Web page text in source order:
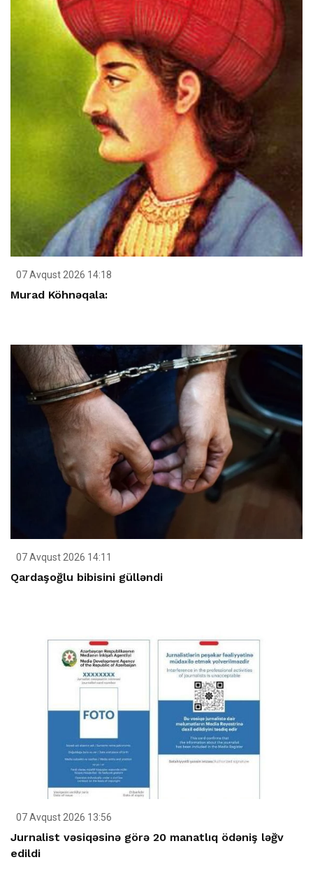
07 Avqust 2026 14:18
Murad Köhnəqala:
07 Avqust 2026 14:11
Qardaşoğlu bibisini gülləndi
07 Avqust 2026 13:56
Jurnalist vəsiqəsinə görə 20 manatlıq ödəniş ləğv
edildi